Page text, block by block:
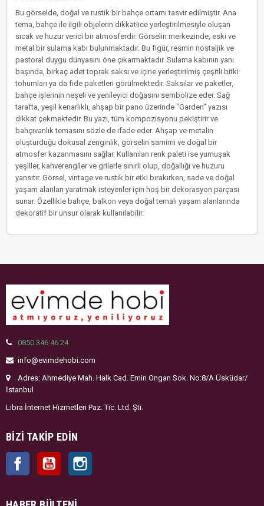
Bu görselde, doğal ve rustik bir bahçe ortamı tasvir edilmiştir. Ana
tema, bahçe ile ilgili objelerin dikkatlice yerleştirilmesiyle oluşan
sıcak ve huzur verici bir atmosferdir. Görselin merkezinde, eski ve
metal bir sulama kabı bulunmaktadır. Bu figür, resmin nostaljik ve
pastoral duygu dünyasını öne çıkarmaktadır. Sulama kabının yanı
başında, birkaç adet toprak saksı ve içine yerleştirilmiş çeşitli bitki
tohumları ya da fide paketleri görülmektedir. Saksılar ve paketler,
bahçe işlerinin neşeli ve yenileyici doğasını sembolize eder. Sağ
tarafta, yeşil kenarlıklı, ahşap bir pano üzerinde "Garden" yazısı
dikkat çekmektedir. Bu yazı, tüm kompozisyonu pekiştirir ve
bahçıvanlık temasını sözle de ifade eder. Ahşap ve metalin
oluşturduğu dokusal zenginlik, görselin samimi ve doğal bir
atmosfer kazanmasını sağlar. Kullanılan renk paleti ise yumuşak
yeşiller, kahverengiler ve grilerle sınırlı olup, doğallığı ve huzuru
yansıtır. Görsel, vintage ve rustik bir etki bırakırken, sade ve doğal
yaşam alanları yaratmak isteyenler için hoş bir dekorasyon parçası
sunar. Özellikle bahçe, balkon veya doğal temalı yaşam alanlarında
dekoratif bir unsur olarak kullanılabilir.
0850 346 46 24
info@evimdehobi.com
Adres: Ahmediye Mah. Halk Cad. Emin Ongan Sok. No:8/A Üsküdar/
İstanbul
Libra İnternet Hizmetleri Paz. Tic. Ltd. Şti.
BIZI TAKIP EDIN
Facebook YouTube